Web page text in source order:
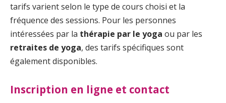
tarifs varient selon le type de cours choisi et la
fréquence des sessions. Pour les personnes
intéressées par la thérapie par le yoga ou par les
retraites de yoga, des tarifs spécifiques sont
également disponibles.
Inscription en ligne et contact